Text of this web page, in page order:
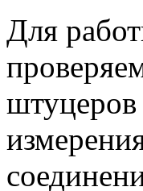
Для
штуцеров